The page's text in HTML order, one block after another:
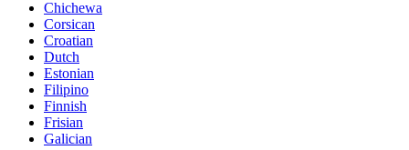
Chichewa
Corsican
Croatian
Dutch
Estonian
Filipino
Finnish
Frisian
Galician